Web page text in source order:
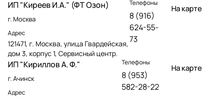
ИП "Киреев И.А." (ФТ Озон)
г. Москва
Адрес
121471, г. Москва, улица Гвардейская,
дом 3, корпус 1, Сервисный центр.
Телефоны
8 (916)
624-55-
73
На карте
ИП "Кириллов А. Ф."
г. Ачинск
Адрес
Телефоны
8 (953)
582-28-22
На карте